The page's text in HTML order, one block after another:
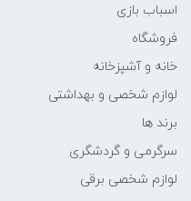
اسباب بازی
فروشگاه
خانه و آشپزخانه
لوازم شخصی و بهداشتی
برند ها
سرگرمی و گردشگری
لوازم شخصی برقی